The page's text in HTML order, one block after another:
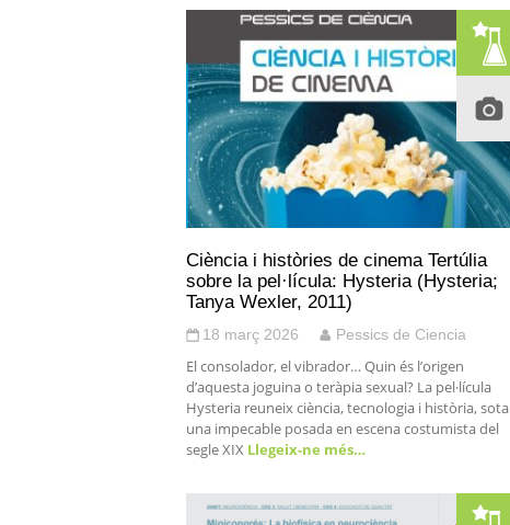
Ciència i històries de cinema Tertúlia
sobre la pel·lícula: Hysteria (Hysteria;
Tanya Wexler, 2011)
18 març 2026 Pessics de Ciencia
El consolador, el vibrador… Quin és l’origen
d’aquesta joguina o teràpia sexual? La pel·lícula
Hysteria reuneix ciència, tecnologia i història, sota
una impecable posada en escena costumista del
segle XIX Llegeix-ne més…